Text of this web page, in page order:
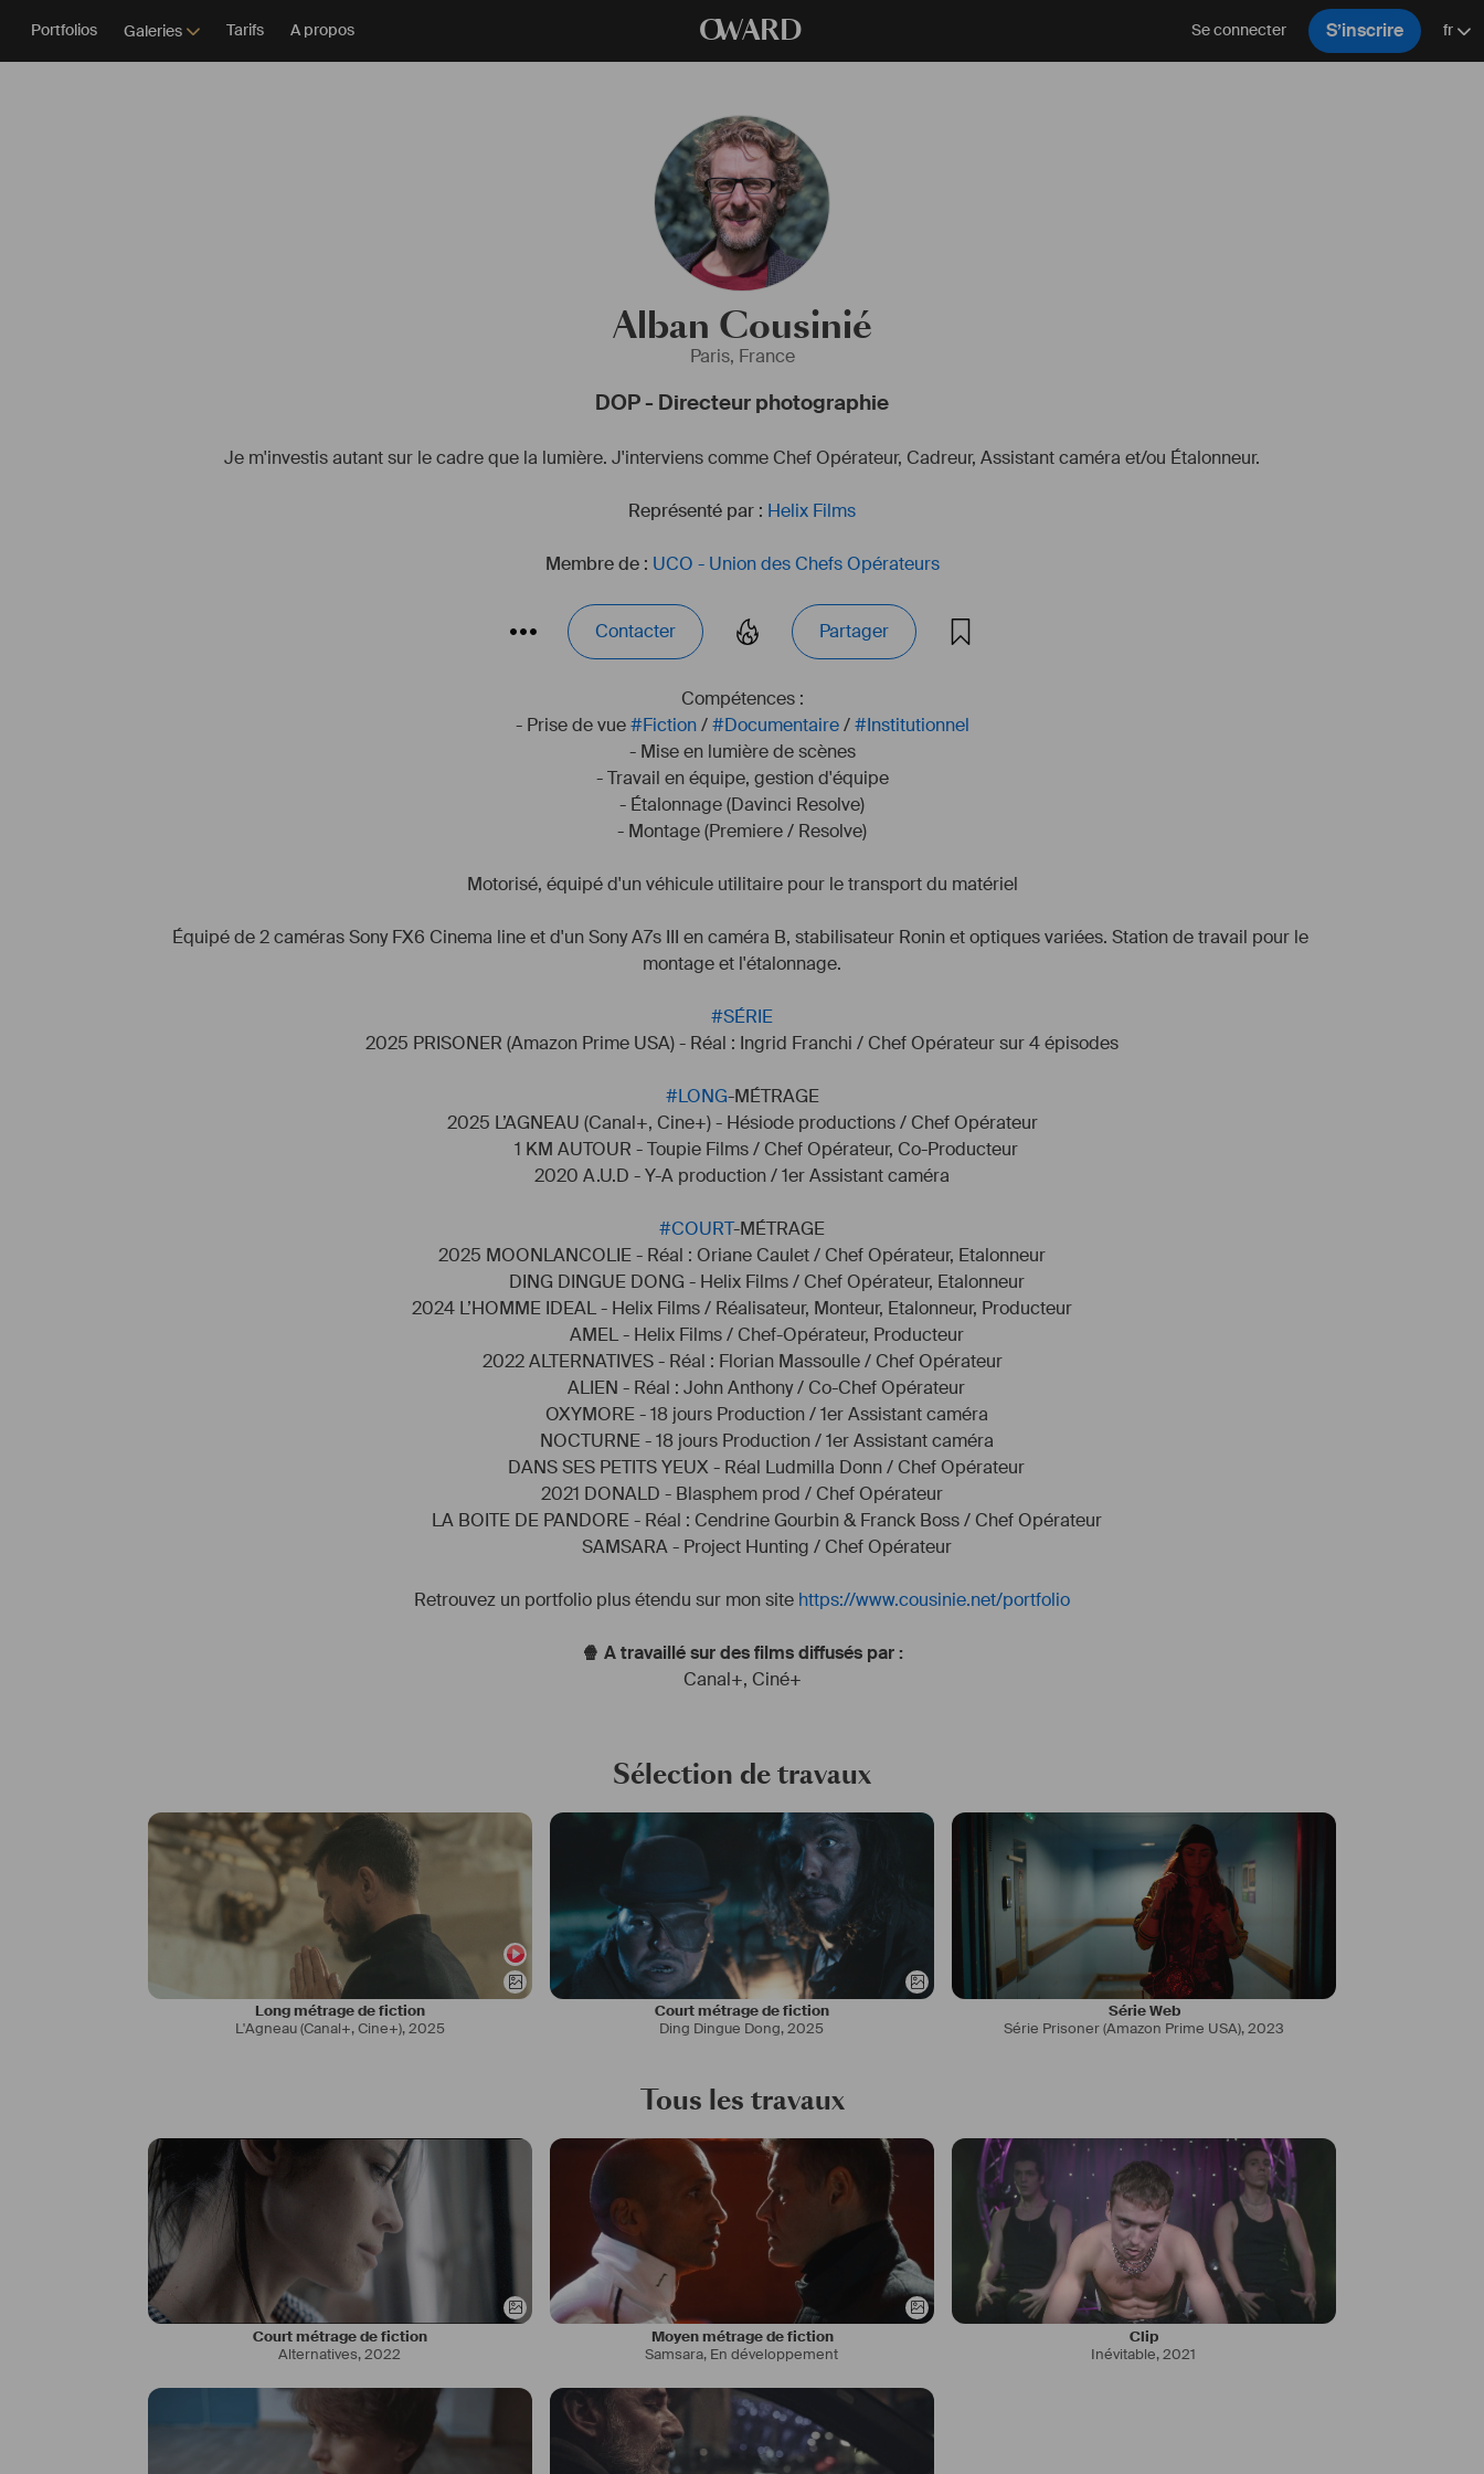
Portfolios Galeries Tarifs A propos OWARD Se connecter S’inscrire fr
Alban Cousinié
Paris, France
DOP - Directeur photographie
Je m'investis autant sur le cadre que la lumière. J'interviens comme Chef Opérateur, Cadreur, Assistant caméra et/ou Étalonneur.
Représenté par : Helix Films
Membre de : UCO - Union des Chefs Opérateurs
Contacter Partager
Compétences :
- Prise de vue #Fiction / #Documentaire / #Institutionnel
- Mise en lumière de scènes
- Travail en équipe, gestion d'équipe
- Étalonnage (Davinci Resolve)
- Montage (Premiere / Resolve)
Motorisé, équipé d'un véhicule utilitaire pour le transport du matériel
Équipé de 2 caméras Sony FX6 Cinema line et d'un Sony A7s III en caméra B, stabilisateur Ronin et optiques variées. Station de travail pour le
montage et l'étalonnage.
#SÉRIE
2025 PRISONER (Amazon Prime USA) - Réal : Ingrid Franchi / Chef Opérateur sur 4 épisodes
#LONG-MÉTRAGE
2025 L’AGNEAU (Canal+, Cine+) - Hésiode productions / Chef Opérateur
1 KM AUTOUR - Toupie Films / Chef Opérateur, Co-Producteur
2020 A.U.D - Y-A production / 1er Assistant caméra
#COURT-MÉTRAGE
2025 MOONLANCOLIE - Réal : Oriane Caulet / Chef Opérateur, Etalonneur
DING DINGUE DONG - Helix Films / Chef Opérateur, Etalonneur
2024 L’HOMME IDEAL - Helix Films / Réalisateur, Monteur, Etalonneur, Producteur
AMEL - Helix Films / Chef-Opérateur, Producteur
2022 ALTERNATIVES - Réal : Florian Massoulle / Chef Opérateur
ALIEN - Réal : John Anthony / Co-Chef Opérateur
OXYMORE - 18 jours Production / 1er Assistant caméra
NOCTURNE - 18 jours Production / 1er Assistant caméra
DANS SES PETITS YEUX - Réal Ludmilla Donn / Chef Opérateur
2021 DONALD - Blasphem prod / Chef Opérateur
LA BOITE DE PANDORE - Réal : Cendrine Gourbin & Franck Boss / Chef Opérateur
SAMSARA - Project Hunting / Chef Opérateur
Retrouvez un portfolio plus étendu sur mon site https://www.cousinie.net/portfolio
🍿 A travaillé sur des films diffusés par :
Canal+, Ciné+
Sélection de travaux
Long métrage de fiction
L'Agneau (Canal+, Cine+),2025
Court métrage de fiction
Ding Dingue Dong,2025
Série Web
Série Prisoner (Amazon Prime USA),2023
Tous les travaux
Court métrage de fiction
Alternatives,2022
Moyen métrage de fiction
Samsara, En développement
Clip
Inévitable,2021